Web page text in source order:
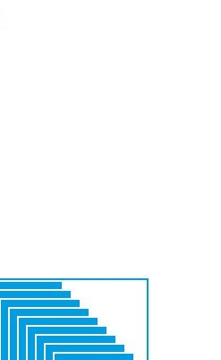
BBB
AFFCIHE4
Devoirdecole.pdf
BBB
AFFICHE1
1951.pdf
BBB
AFFICHE2
BBB
AFFICHE3
BBBBBB